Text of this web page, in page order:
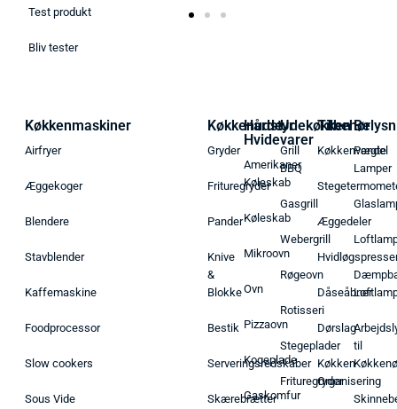
Test produkt
Bliv tester
Køkkenmaskiner
Airfryer
Æggekoger
Blendere
Stavblender
Kaffemaskine
Foodprocessor
Slow cookers
Sous Vide
Køkkenudstyr
Gryder
Frituregryder
Pander
Knive
&
Blokke
Bestik
Serveringsredskaber
Skærebrætter
Hårde
Hvidevarer
Amerikaner
Køleskab
Køleskab
Mikroovn
Ovn
Pizzaovn
Kogeplade
Gaskomfur
Udekøkken
Grill
BBQ
Gasgrill
Webergrill
Røgeovn
Rotisseri
Stegeplader
Frituregryder
Tilbehør
Køkkenvægte
Æggedeler
Dåseåbner
Dørslag
Køkken
Organisering
Pendel
Lamper
til